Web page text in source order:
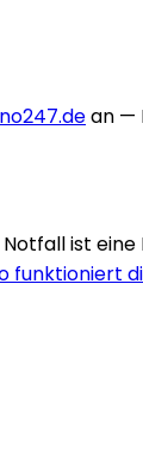
an —
ist
funktioniert